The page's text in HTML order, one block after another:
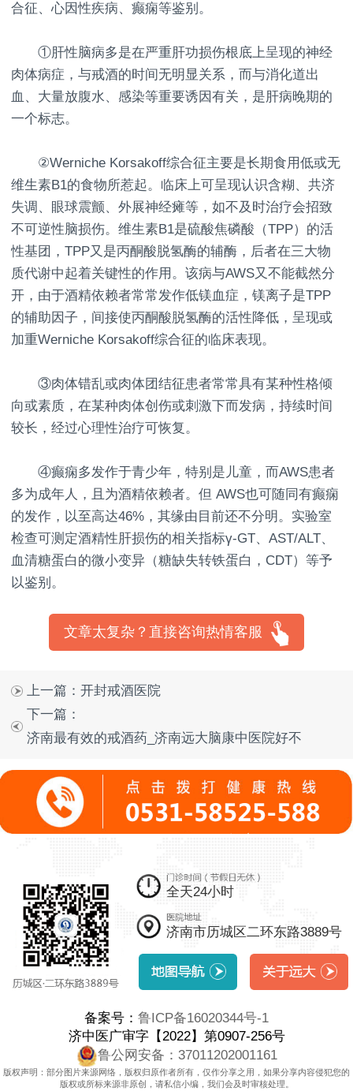
合征、心因性疾病、癫痫等鉴别。
①肝性脑病多是在严重肝功损伤根底上呈现的神经
肉体病症，与戒酒的时间无明显关系，而与消化道出
血、大量放腹水、感染等重要诱因有关，是肝病晚期的
一个标志。
②Werniche Korsakoff综合征主要是长期食用低或无
维生素B1的食物所惹起。临床上可呈现认识含糊、共济
失调、眼球震颤、外展神经瘫等，如不及时治疗会招致
不可逆性脑损伤。维生素B1是硫酸焦磷酸（TPP）的活
性基团，TPP又是丙酮酸脱氢酶的辅酶，后者在三大物
质代谢中起着关键性的作用。该病与AWS又不能截然分
开，由于酒精依赖者常常发作低镁血症，镁离子是TPP
的辅助因子，间接使丙酮酸脱氢酶的活性降低，呈现或
加重Werniche Korsakoff综合征的临床表现。
③肉体错乱或肉体团结征患者常常具有某种性格倾
向或素质，在某种肉体创伤或刺激下而发病，持续时间
较长，经过心理性治疗可恢复。
④癫痫多发作于青少年，特别是儿童，而AWS患者
多为成年人，且为酒精依赖者。但 AWS也可随同有癫痫
的发作，以至高达46%，其缘由目前还不分明。实验室
检查可测定酒精性肝损伤的相关指标γ-GT、AST/ALT、
血清糖蛋白的微小变异（糖缺失转铁蛋白，CDT）等予
以鉴别。
文章太复杂？直接咨询热情客服
上一篇： 开封戒酒医院
下一篇：
济南最有效的戒酒药_济南远大脑康中医院好不
全天24小时
济南市历城区二环东路3889号
备案号： 鲁ICP备16020344号-1
济中医广审字【2022】第0907-256号
鲁公网安备：37011202001161
版权声明：部分图片来源网络，版权归原作者所有，仅作分享之用，如果分享内容侵犯您的
版权或所标来源非原创，请私信小编，我们会及时审核处理。